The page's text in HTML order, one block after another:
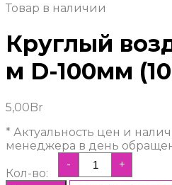
Товар в наличии
Круглый
м D-100мм
5,00Br
* Актуальность цен и
менеджера в день
Кол-во:
- +